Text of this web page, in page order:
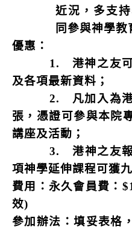
近況，多支
同參與神學教
優惠：
1. 港神之友
及各項最新資料；
2. 凡加入為
張，憑證可參與本院
講座及活動；
3. 港神之友
項神學延伸課程可獲
費用： 永久會員費：
效)
參加辦法：填妥表格